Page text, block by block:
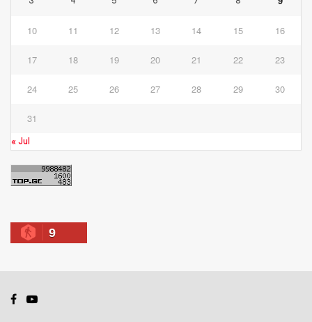
10 11 12 13 14 15 16
17 18 19 20 21 22 23
24 25 26 27 28 29 30
31
« Jul
9